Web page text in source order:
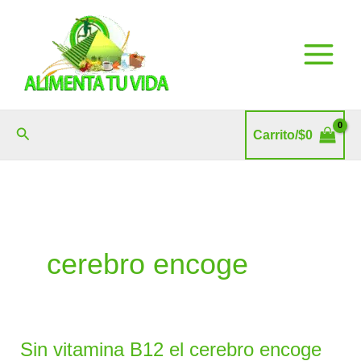
Buscar Carrito/$0
cerebro encoge
Sin vitamina B12 el cerebro encoge
Sin